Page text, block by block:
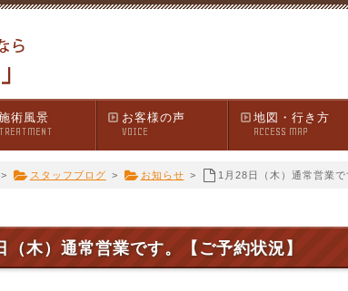
術風景
TREATMENT
お客様の声
VOICE
地図・行き方
ACCESS MAP
> スタッフブログ > お知らせ > 1月28日（木）通常営業で
（木）通常営業です。【ご予約状況】